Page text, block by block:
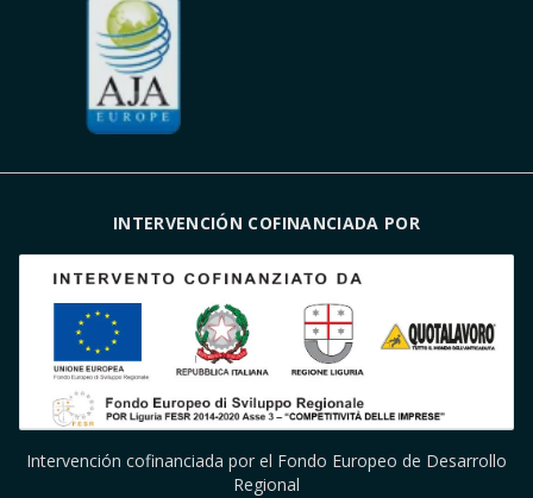
INTERVENCIÓN COFINANCIADA POR
Intervención cofinanciada por el Fondo Europeo de Desarrollo
Regional